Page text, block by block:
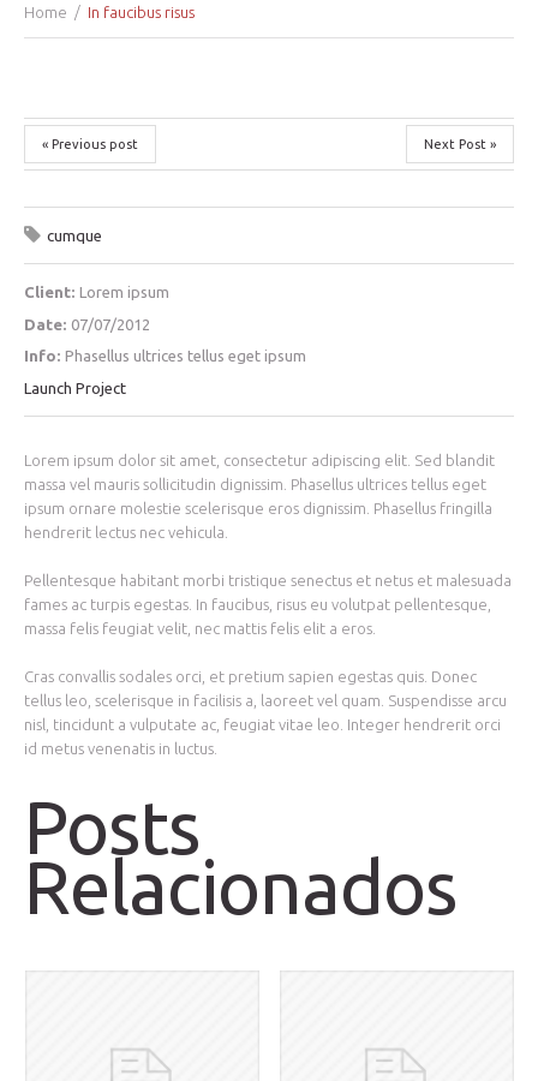
Home In faucibus risus
« Previous post Next Post »
cumque
Client: Lorem ipsum
Date: 07/07/2012
Info: Phasellus ultrices tellus eget ipsum
Launch Project
Lorem ipsum dolor sit amet, consectetur adipiscing elit. Sed blandit
massa vel mauris sollicitudin dignissim. Phasellus ultrices tellus eget
ipsum ornare molestie scelerisque eros dignissim. Phasellus fringilla
hendrerit lectus nec vehicula.
Pellentesque habitant morbi tristique senectus et netus et malesuada
fames ac turpis egestas. In faucibus, risus eu volutpat pellentesque,
massa felis feugiat velit, nec mattis felis elit a eros.
Cras convallis sodales orci, et pretium sapien egestas quis. Donec
tellus leo, scelerisque in facilisis a, laoreet vel quam. Suspendisse arcu
nisl, tincidunt a vulputate ac, feugiat vitae leo. Integer hendrerit orci
id metus venenatis in luctus.
Posts
Relacionados